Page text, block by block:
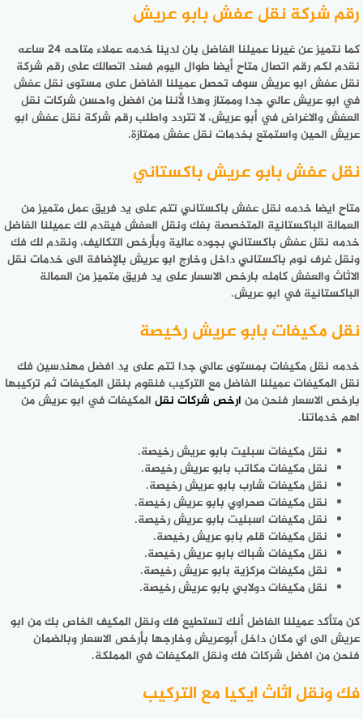
رقم شركة نقل عفش بابو عريش
كما نتميز عن غيرنا عميلنا الفاضل بان لدينا خدمه عملاء متاحه 24 ساعه
نقدم لكم رقم اتصال متاح أيضا طوال اليوم فعند اتصالك على رقم شركة
نقل عفش ابو عريش سوف تحصل عميلنا الفاضل على مستوى نقل عفش
في ابو عريش عالي جدا وممتاز وهذا لأننا من افضل واحسن شركات نقل
العفش والاغراض في أبو عريش، لا تتردد واطلب رقم شركة نقل عفش ابو
عريش الحين واستمتع بخدمات نقل عفش ممتازة.
نقل عفش بابو عريش باكستاني
متاح ايضا خدمه نقل عفش باكستاني تتم على يد فريق عمل متميز من
العمالة الباكستانية المتخصصة بفك ونقل العفش فيقدم لك عميلنا الفاضل
خدمه نقل عفش باكستاني بجوده عالية وبأرخص التكاليف، ونقدم لك فك
ونقل غرف نوم باكستاني داخل وخارج ابو عريش بالإضافة الى خدمات نقل
الاثاث والعفش كامله بارخص الاسعار على يد فريق متميز من العمالة
الباكستانية في ابو عريش.
نقل مكيفات بابو عريش رخيصة
خدمه نقل مكيفات بمستوى عالي جدا تتم على يد افضل مهندسين فك
نقل المكيفات عميلنا الفاضل مع التركيب فنقوم بنقل المكيفات ثم تركيبها
بارخص الاسعار فنحن من ارخص شركات نقل المكيفات في ابو عريش من
اهم خدماتنا.
نقل مكيفات سبليت بابو عريش رخيصة.
نقل مكيفات مكاتب بابو عريش رخيصة.
نقل مكيفات شارب بابو عريش رخيصة.
نقل مكيفات صحراوي بابو عريش رخيصة.
نقل مكيفات اسبليت بابو عريش رخيصة.
نقل مكيفات قلم بابو عريش رخيصة.
نقل مكيفات شباك بابو عريش رخيصة.
نقل مكيفات مركزية بابو عريش رخيصة.
نقل مكيفات دولابي بابو عريش رخيصة.
كن متأكد عميلنا الفاضل أنك تستطيع فك ونقل المكيف الخاص بك من ابو
عريش الى اي مكان داخل أبوعريش وخارجها بأرخص الاسعار وبالضمان
فنحن من افضل شركات فك ونقل المكيفات في المملكة.
فك ونقل اثاث ايكيا مع التركيب